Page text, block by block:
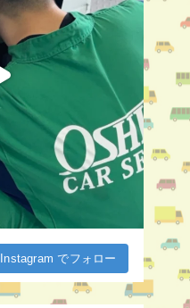
Instagram でフォロー